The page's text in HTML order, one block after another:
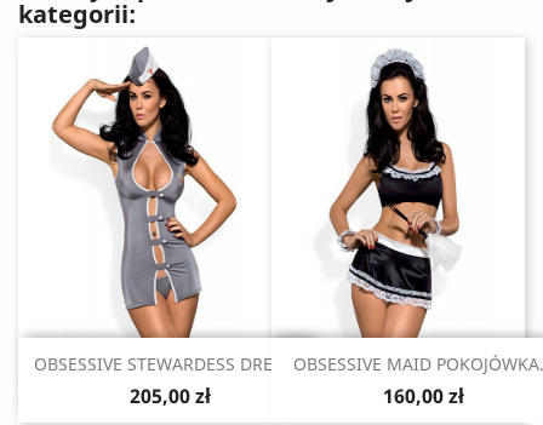
kategorii:
Szybki podgląd
OBSESSIVE STEWARDESS DRESS...
205,00 zł
Szybki podgląd
OBSESSIVE MAID
160,00 zł